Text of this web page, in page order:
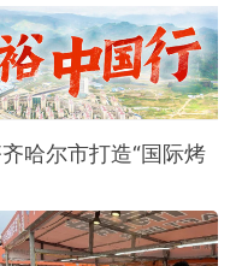
1464件，旨在通过创意设
动本土品牌提质升级。地
高校师生、设计从业者、
记者参加典礼，共同见证
哈尔市打造“国际烤